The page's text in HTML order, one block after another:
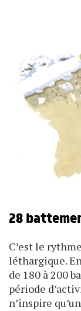
28
C’est le
léthargique.
de 180 à 200
période
n’inspire